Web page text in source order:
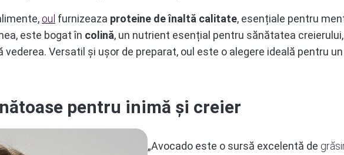
oul furnizeaza proteine de înaltă calitate, esențiale pentru
este bogat în colină, un nutrient esențial pentru sănătatea
vederea. Versatil și ușor de preparat, oul este o alegere ideală pentru
pentru inimă și creier
„Avocado este o sursă excelentă de